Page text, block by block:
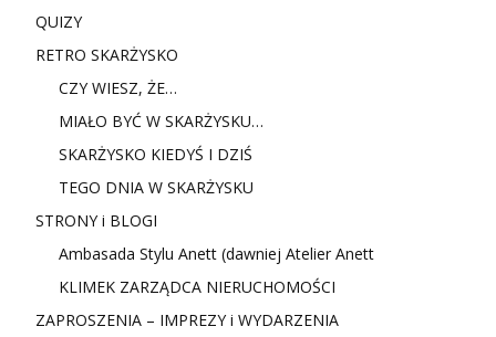
QUIZY
RETRO SKARŻYSKO
CZY WIESZ, ŻE…
MIAŁO BYĆ W SKARŻYSKU…
SKARŻYSKO KIEDYŚ I DZIŚ
TEGO DNIA W SKARŻYSKU
STRONY i BLOGI
Ambasada Stylu Anett (dawniej Atelier Anett
KLIMEK ZARZĄDCA NIERUCHOMOŚCI
ZAPROSZENIA – IMPREZY i WYDARZENIA